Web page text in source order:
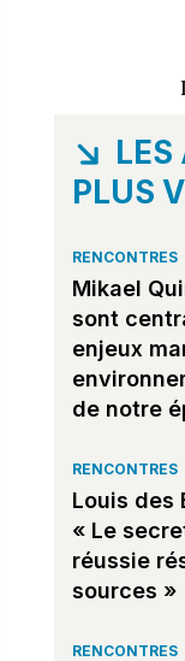
LES
PLUS
RENCONTRES
Mikael
sont
enjeux
de notre
RENCONTRES
Louis des
« Le
réussie
sources »
RENCONTRES